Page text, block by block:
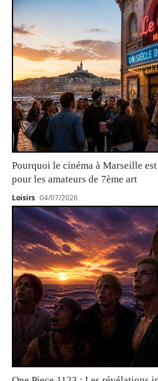
Pourquoi le cinéma à Marseille
pour les amateurs de 7ème art
Loisirs 04/07/2026